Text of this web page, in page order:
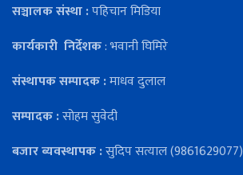
सञ्चालक संस्था :पहिचान मिडिया
कार्यकारी निर्देशक: भवानी घिमिरे
संस्थापक सम्पादक :माधव दुलाल
सम्पादक :सोहम सुवेदी
बजार ब्यवस्थापक :सुदिप सत्याल (9861629077)